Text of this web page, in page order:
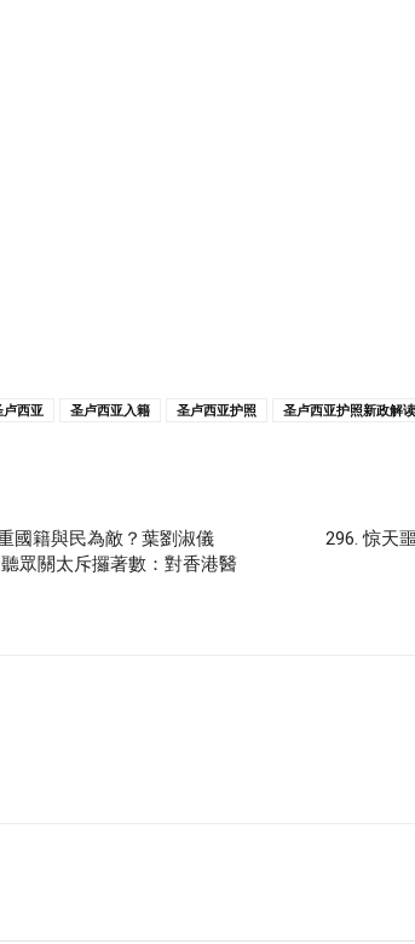
卢西亚 圣卢西亚入籍 圣卢西亚护照 圣卢西亚护照新政解
國籍與民為敵？葉劉淑儀
眾關太斥攞著數：對香港醫
296. 惊天